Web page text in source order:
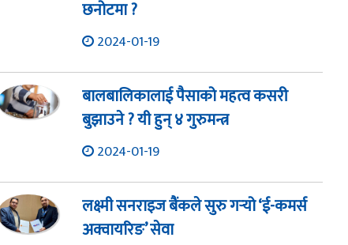
छनोटमा ?
2024-01-19
बालबालिकालाई पैसाको महत्व कसरी
बुझाउने ? यी हुन् ४ गुरुमन्त्र
2024-01-19
लक्ष्मी सनराइज बैंकले सुरु गर्‍यो ‘ई-कमर्स
अक्वायरिङ’ सेवा